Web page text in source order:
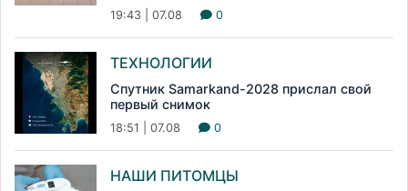
19:43 | 07.08 0
ТЕХНОЛОГИИ
Спутник Samarkand-2028 прислал свой
первый снимок
18:51 | 07.08 0
НАШИ ПИТОМЦЫ